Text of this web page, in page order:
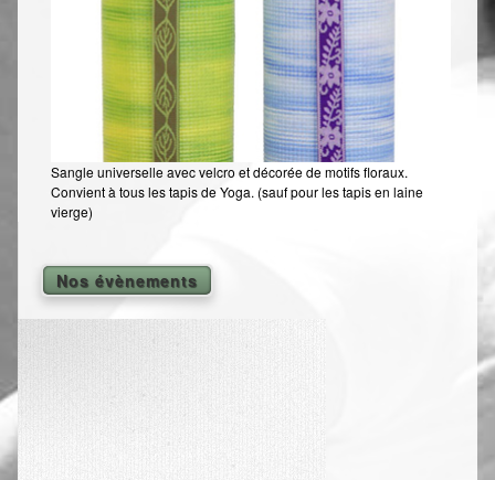
Sangle universelle avec velcro et décorée de motifs floraux.
Convient à tous les tapis de Yoga. (sauf pour les tapis en laine
vierge)
Nos évènements